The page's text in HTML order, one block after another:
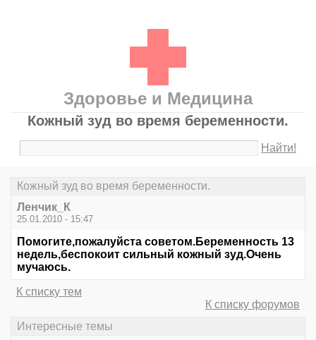
Здоровье и Медицина
Кожный зуд во время беременности.
Найти!
Кожный зуд во время беременности.
Ленчик_К
25.01.2010 - 15:47
Помогите,пожалуйста советом.Беременность 13
недель,беспокоит сильный кожный зуд.Очень
мучаюсь.
К списку тем
К списку форумов
Интересные темы